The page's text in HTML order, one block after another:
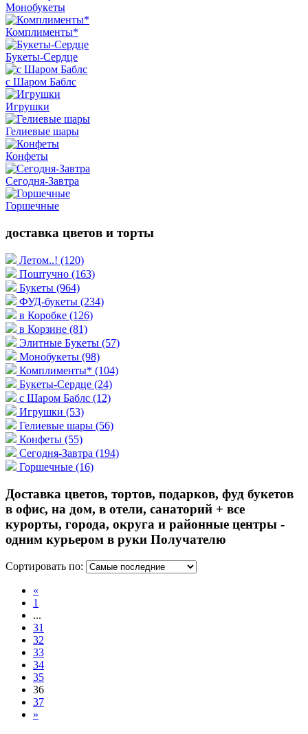
Монобукеты
Комплименты*
Букеты-Сердце
с Шаром Баблс
Игрушки
Гелиевые шары
Конфеты
Сегодня-Завтра
Горшечные
доставка цветов и торты
Летом..! (120)
Поштучно (163)
Букеты (964)
ФУД-букеты (234)
в Коробке (126)
в Корзине (81)
Элитные Букеты (57)
Монобукеты (98)
Комплименты* (104)
Букеты-Сердце (24)
с Шаром Баблс (12)
Игрушки (53)
Гелиевые шары (56)
Конфеты (55)
Сегодня-Завтра (194)
Горшечные (16)
Доставка цветов, тортов, подарков, фуд букетов
в офис, на дом, в отели, санаторий + все
курорты, города, округа и районные центры -
одним курьером в руки Получателю
Сортировать по:
«
1
...
31
32
33
34
35
36
37
»